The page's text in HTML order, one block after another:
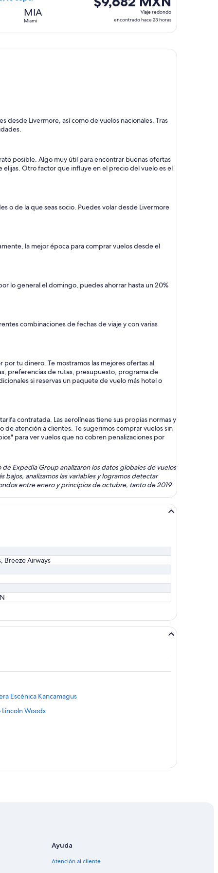
horas
MIA
Miami
Viaje
redondo,
23
Viaje redondo
encontrado hace 23 horas
desde Livermore, así como de vuelos nacionales. Tras
posible. Algo muy útil para encontrar buenas ofertas
elijas. Otro factor que influye en el precio del vuelo es el
o de la que seas socio. Puedes volar desde Livermore
la mejor época para comprar vuelos desde el
lo general el domingo, puedes ahorrar hasta un 20%
combinaciones de fechas de viaje y con varias
tu dinero. Te mostramos las mejores ofertas al
preferencias de rutas, presupuesto, programa de
si reservas un paquete de vuelo más hotel o
contratada. Las aerolíneas tiene sus propias normas y
de atención a clientes. Te sugerimos comprar vuelos sin
para ver vuelos que no cobren penalizaciones por
Expedia Group analizaron los datos globales de vuelos
analizamos las variables y logramos detectar
entre enero y principios de octubre, tanto de 2019
Breeze Airways
Escénica Kancamagus
Woods
Ayuda
Atención al cliente